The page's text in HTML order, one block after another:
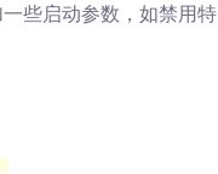
些启动参数，如禁用特